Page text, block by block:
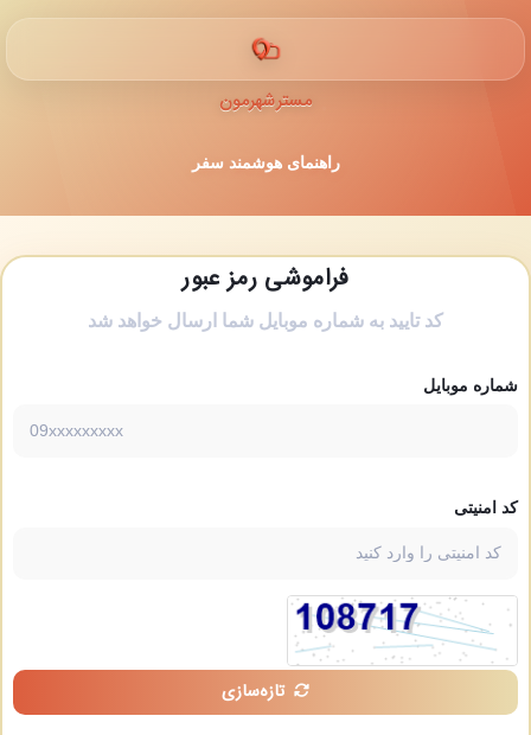
مسترشهرمون
راهنمای هوشمند سفر
فراموشی رمز عبور
کد تایید به شماره موبایل شما ارسال خواهد شد
شماره موبایل
کد امنیتی
تازه‌سازی